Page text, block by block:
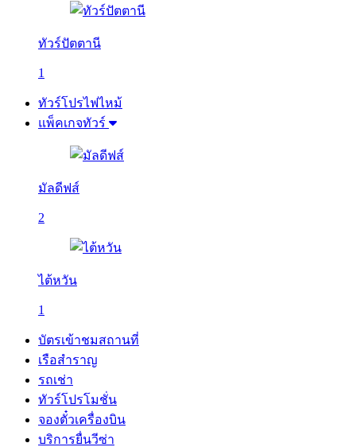
ทัวร์ปัตตานี
1
ทัวร์โปรไฟไหม้
แพ็คเกจทัวร์
มัลดีฟส์
2
ไต้หวัน
1
บัตรเข้าชมสถานที่
เรือสำราญ
รถเช่า
ทัวร์โปรโมชั่น
จองตั๋วเครื่องบิน
บริการยื่นวีซ่า